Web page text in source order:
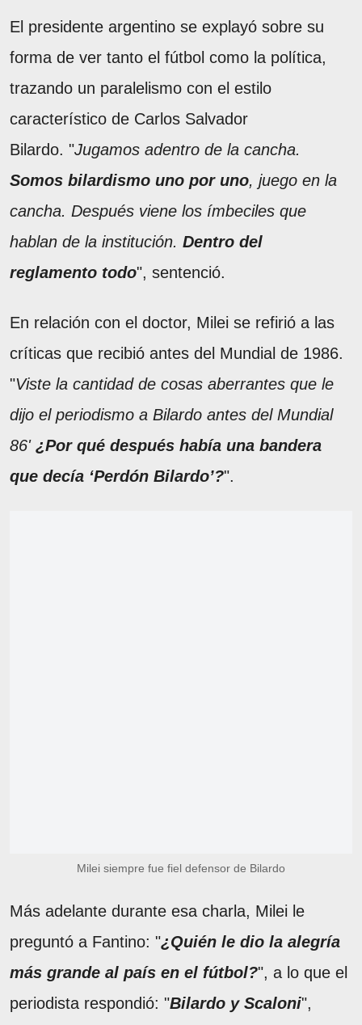
El presidente argentino se explayó sobre su
forma de ver tanto el fútbol como la política,
trazando un paralelismo con el estilo
característico de Carlos Salvador
Bilardo. "Jugamos adentro de la cancha.
Somos bilardismo uno por uno, juego en la
cancha. Después viene los ímbeciles que
hablan de la institución. Dentro del
reglamento todo", sentenció.
En relación con el doctor, Milei se refirió a las
críticas que recibió antes del Mundial de 1986.
"Viste la cantidad de cosas aberrantes que le
dijo el periodismo a Bilardo antes del Mundial
86' ¿Por qué después había una bandera
que decía ‘Perdón Bilardo’?".
Milei siempre fue fiel defensor de Bilardo
Más adelante durante esa charla, Milei le
preguntó a Fantino: "¿Quién le dio la alegría
más grande al país en el fútbol?", a lo que el
periodista respondió: "Bilardo y Scaloni",